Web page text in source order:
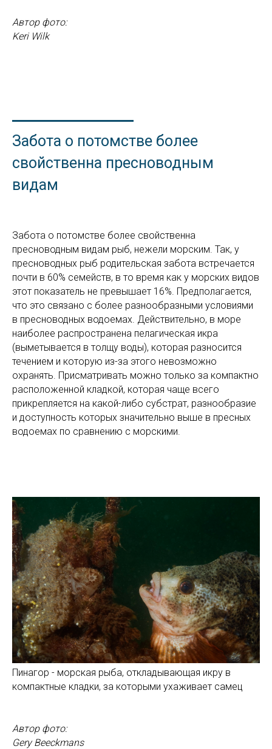
Автор фото:
Keri Wilk
Забота о потомстве более
свойственна пресноводным
видам
Забота о потомстве более свойственна
пресноводным видам рыб, нежели морским. Так, у
пресноводных рыб родительская забота встречается
почти в 60% семейств, в то время как у морских видов
этот показатель не превышает 16%. Предполагается,
что это связано с более разнообразными условиями
в пресноводных водоемах. Действительно, в море
наиболее распространена пелагическая икра
(выметывается в толщу воды), которая разносится
течением и которую из-за этого невозможно
охранять. Присматривать можно только за компактно
расположенной кладкой, которая чаще всего
прикрепляется на какой-либо субстрат, разнообразие
и доступность которых значительно выше в пресных
водоемах по сравнению с морскими.
Пинагор - морская рыба, откладывающая икру в
компактные кладки, за которыми ухаживает самец
Автор фото:
Gery Beeckmans